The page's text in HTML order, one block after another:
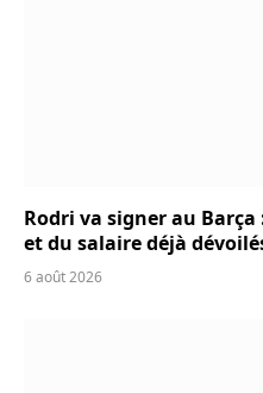
Rodri va signer au
et du salaire déjà
6 août 2026